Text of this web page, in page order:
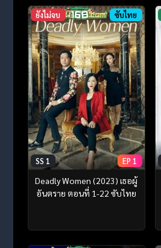
ยังไม่จบ ซับไทย
SS 1 EP 1
Deadly Women (2023) เธอผู้
อันตราย ตอนที่ 1-22 ซับไทย